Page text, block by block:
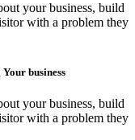
your business, build
with a problem they
business
your business, build
with a problem they